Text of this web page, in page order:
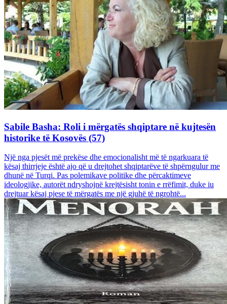
Sabile Basha: Roli i mërgatës shqiptare në kujtesën
historike të Kosovës (57)
Një nga pjesët më prekëse dhe emocionalisht më të ngarkuara të
kësaj thirrjeje është ajo që u drejtohet shqiptarëve të shpërngulur me
dhunë në Turqi. Pas polemikave politike dhe përcaktimeve
ideologjike, autorët ndryshojnë krejtësisht tonin e rrëfimit, duke iu
drejtuar kësaj pjese të mërgatës me një gjuhë të ngrohtë...